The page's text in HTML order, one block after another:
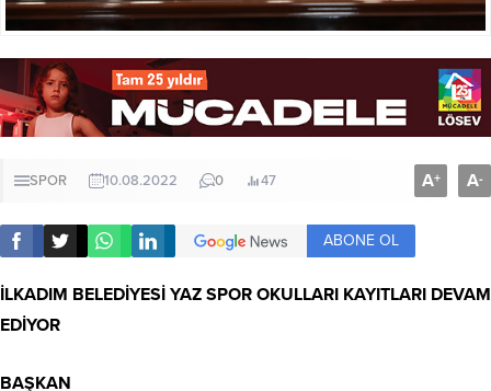
SPOR 10.08.2022 0 47 A+ A-
ABONE OL
İLKADIM BELEDİYESİ YAZ SPOR OKULLARI KAYITLARI DEVAM
EDİYOR
BAŞKAN